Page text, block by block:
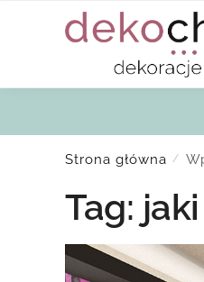
Strona główna /
Tag: